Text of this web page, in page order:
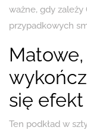
ważne, gdy
przypadkowych
się efekt
Ten podkład w